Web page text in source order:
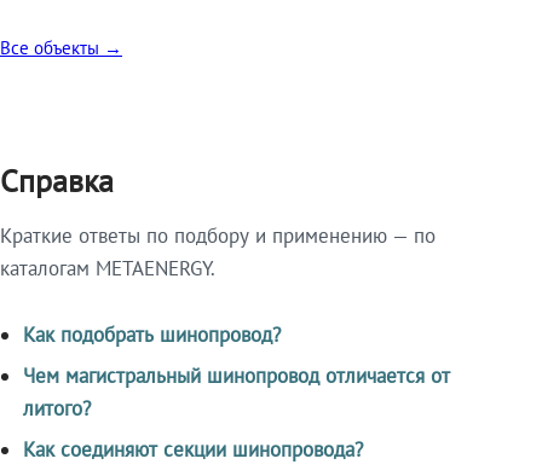
Все объекты →
Справка
Краткие ответы по подбору и применению — по
каталогам METAENERGY.
Как подобрать шинопровод?
Чем магистральный шинопровод отличается от
литого?
Как соединяют секции шинопровода?